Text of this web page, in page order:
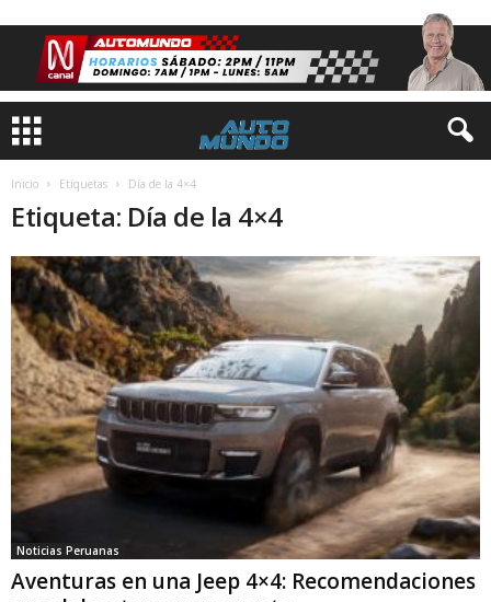
Inicio Etiquetas Día de la 4×4
Etiqueta: Día de la 4×4
Noticias Peruanas
Aventuras en una Jeep 4×4: Recomendaciones